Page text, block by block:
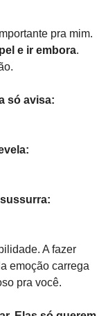
pra mim.
e ir embora.
só avisa:
A fazer
emoção carrega
pra você.